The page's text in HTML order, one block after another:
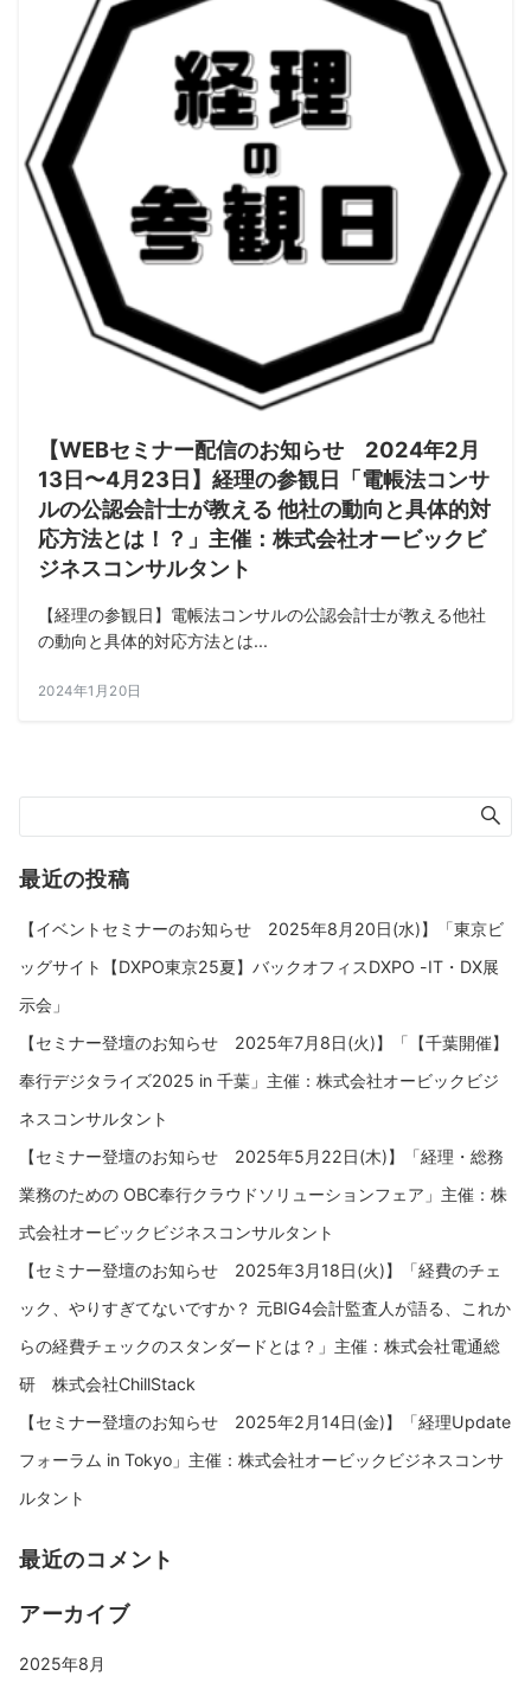
【WEBセミナー配信のお知らせ 2024年2月
13日〜4月23日】経理の参観日「電帳法コンサ
ルの公認会計士が教える 他社の動向と具体的対
応方法とは！？」主催：株式会社オービックビ
ジネスコンサルタント
【経理の参観日】電帳法コンサルの公認会計士が教える他社
の動向と具体的対応方法とは...
2024年1月20日
最近の投稿
【イベントセミナーのお知らせ 2025年8月20日(水)】「東京ビ
ッグサイト【DXPO東京25夏】バックオフィスDXPO -IT・DX展
示会」
【セミナー登壇のお知らせ 2025年7月8日(火)】「【千葉開催】
奉行デジタライズ2025 in 千葉」主催：株式会社オービックビジ
ネスコンサルタント
【セミナー登壇のお知らせ 2025年5月22日(木)】「経理・総務
業務のための OBC奉行クラウドソリューションフェア」主催：株
式会社オービックビジネスコンサルタント
【セミナー登壇のお知らせ 2025年3月18日(火)】「経費のチェ
ック、やりすぎてないですか？ 元BIG4会計監査人が語る、これか
らの経費チェックのスタンダードとは？」主催：株式会社電通総
研 株式会社ChillStack
【セミナー登壇のお知らせ 2025年2月14日(金)】「経理Update
フォーラム in Tokyo」主催：株式会社オービックビジネスコンサ
ルタント
最近のコメント
アーカイブ
2025年8月